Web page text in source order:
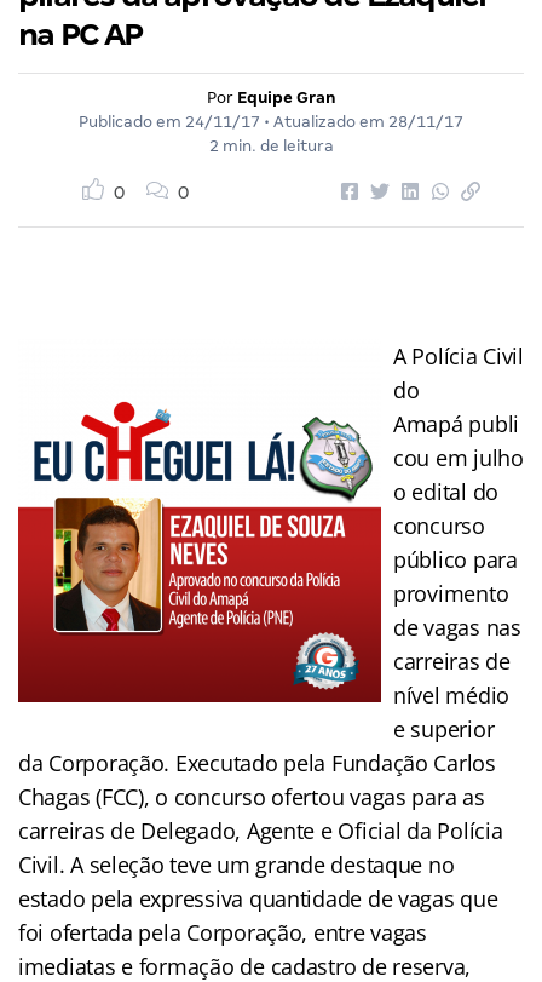
na PC AP
Por Equipe Gran
Publicado em 24/11/17 • Atualizado em 28/11/17
2 min. de leitura
0 0
A Polícia Civil
do
Amapá publi
cou em julho
o edital do
concurso
público para
provimento
de vagas nas
carreiras de
nível médio
e superior
da Corporação. Executado pela Fundação Carlos
Chagas (FCC), o concurso ofertou vagas para as
carreiras de Delegado, Agente e Oficial da Polícia
Civil. A seleção teve um grande destaque no
estado pela expressiva quantidade de vagas que
foi ofertada pela Corporação, entre vagas
imediatas e formação de cadastro de reserva,